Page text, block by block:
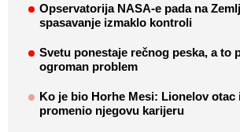
Opservatorija NASA-e pada na
spasavanje izmaklo kontroli
Svetu ponestaje rečnog peska, a to
ogroman problem
Ko je bio Horhe Mesi: Lionelov otac
promenio njegovu karijeru